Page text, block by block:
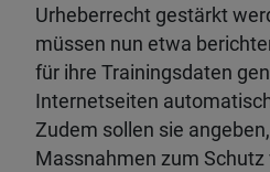
Urheberrecht gestärkt
müssen nun etwa
für ihre Trainingsdaten
Internetseiten
Zudem sollen sie
Massnahmen zum